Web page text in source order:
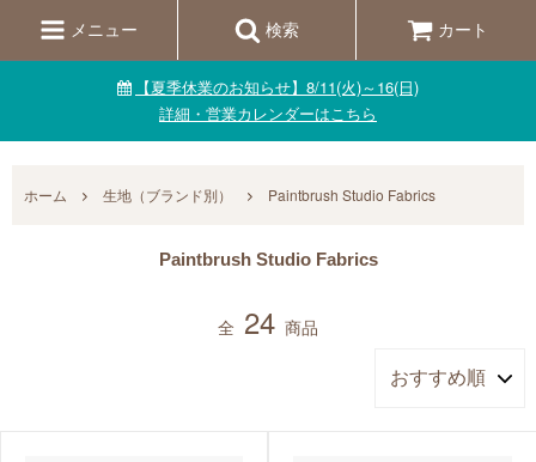
メニュー 検索 カート
【夏季休業のお知らせ】8/11(火)～16(日)
詳細・営業カレンダーはこちら
ホーム 生地（ブランド別） Paintbrush Studio Fabrics
Paintbrush Studio Fabrics
全 24 商品